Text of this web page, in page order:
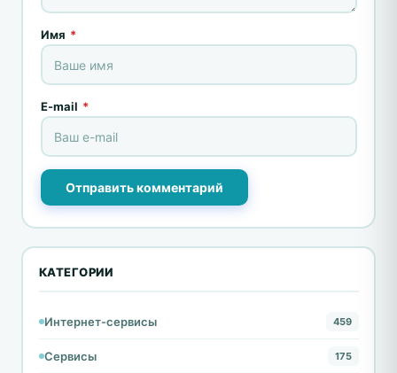
Имя *
E-mail *
Отправить комментарий
КАТЕГОРИИ
Интернет-сервисы 459
Сервисы 175